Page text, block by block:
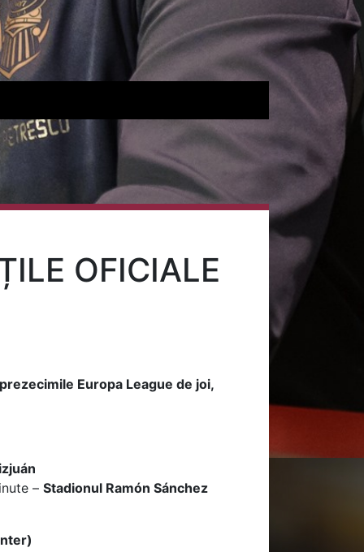
OFICIALE
Europa League de joi,
– Stadionul Ramón Sánchez